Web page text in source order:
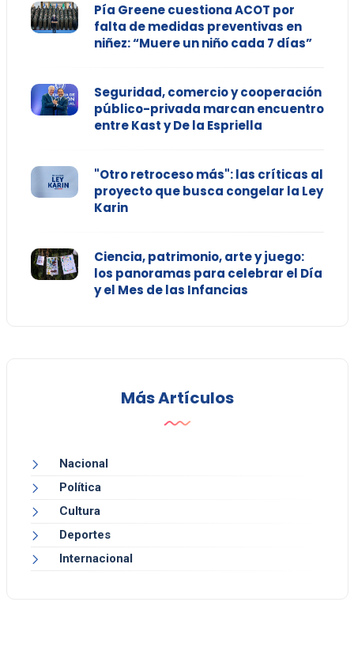
Pía Greene cuestiona ACOT por
falta de medidas preventivas en
niñez: “Muere un niño cada 7 días”
Seguridad, comercio y cooperación
público-privada marcan encuentro
entre Kast y De la Espriella
"Otro retroceso más": las críticas al
proyecto que busca congelar la Ley
Karin
Ciencia, patrimonio, arte y juego:
los panoramas para celebrar el Día
y el Mes de las Infancias
Más Artículos
Nacional
Política
Cultura
Deportes
Internacional